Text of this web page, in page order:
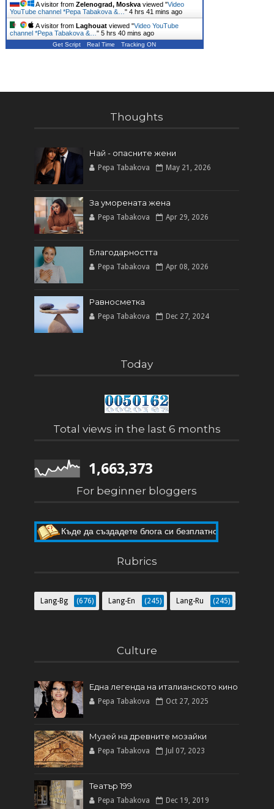
A visitor from Zelenograd, Moskvaviewed "Video
YouTube channel *Pepa Tabakova &… " 4 hrs 41 mins ago
A visitor from Laghouatviewed "Video YouTube
channel *Pepa Tabakova &… " 5 hrs 40 mins ago
Get Script Real Time Tracking ON
Thoughts
Най - опасните жени
Pepa Tabakova May 21, 2026
За уморената жена
Pepa Tabakova Apr 29, 2026
Благодарността
Pepa Tabakova Apr 08, 2026
Равносметка
Pepa Tabakova Dec 27, 2024
Today
Total views in the last 6 months
1,663,373
For beginner bloggers
Къде да създадете блога си безплатно
Rubrics
Lang-Bg (676) Lang-En (245) Lang-Ru (245)
Culture
Една легенда на италианското кинo
Pepa Tabakova Oct 27, 2025
Музей на древните мозайки
Pepa Tabakova Jul 07, 2023
Театър 199
Pepa Tabakova Dec 19, 2019